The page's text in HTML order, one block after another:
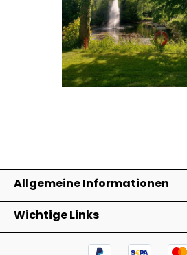
Allgemeine Informationen
Wichtige Links